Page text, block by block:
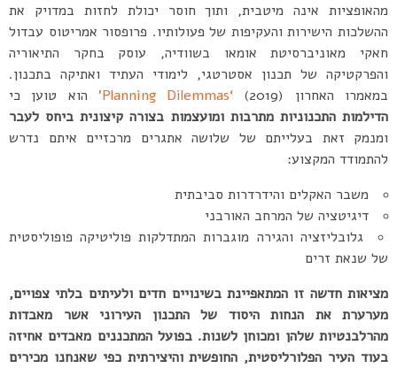
מהאופציות אינה מיטבית, ותוך חוסר יכולת לחזות במדויק את
ההשלכות הישירות והעקיפות של פעולותיו. פרופסור אמריטוס עבדול
חאקי מאוניברסיטת אומאו בשוודיה, עוסק בחקר התיאוריה
והפרקטיקה של תכנון אסטרטגי, לימודי העתיד ואתיקה בתכנון.
במאמרו האחרון (2019)
‘Planning Dilemmas’
הוא טוען כי
הדילמות התכנוניות מתרבות ומועצמות בצורה קיצונית ביחס לעבר
ומנמק זאת בעלייתם של שלושה אתגרים מרכזיים איתם נדרש
להתמודד המקצוע:
משבר האקלים והידרדרות סביבתית
דיגיטציה של המרחב האורבני
גלובליזציה והגירה מוגברות המתדלקות פוליטיקה פופוליסטית
של שנאת זרים
מציאות חדשה זו המתאפיינת בשינויים חדים ולעיתים בלתי צפויים,
מערערת את הנחות היסוד של התכנון העירוני אשר מאבדות
מהרלבנטיות שלהן ומכוחן לשנות. בפועל המתכננים מאבדים אחיזה
בעוד העיר הפלורליסטית, החופשית והיצירתית כפי שאנחנו מכירים